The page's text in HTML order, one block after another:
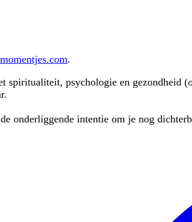
momentjes.com.
spiritualiteit, psychologie en gezondheid
onderliggende intentie om je nog